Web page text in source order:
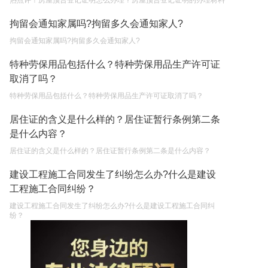
拘留会通知家属吗?拘留多久会通知家人?
拘留会通知家属吗?拘留多久会通知家人?
特种劳保用品包括什么？特种劳保用品生产许可证
取消了吗？
特种劳保用品包括什么？特种劳保用品生产许可证取消了吗？
居住证的含义是什么样的？居住证暂行条例第二条
是什么内容？
居住证的含义是什么样的？居住证暂行条例第二条是什么内容？
建设工程施工合同发生了纠纷怎么办?什么是建设
工程施工合同纠纷？
建设工程施工合同发生了纠纷怎么办?什么是建设工程施工合同纠
纷？